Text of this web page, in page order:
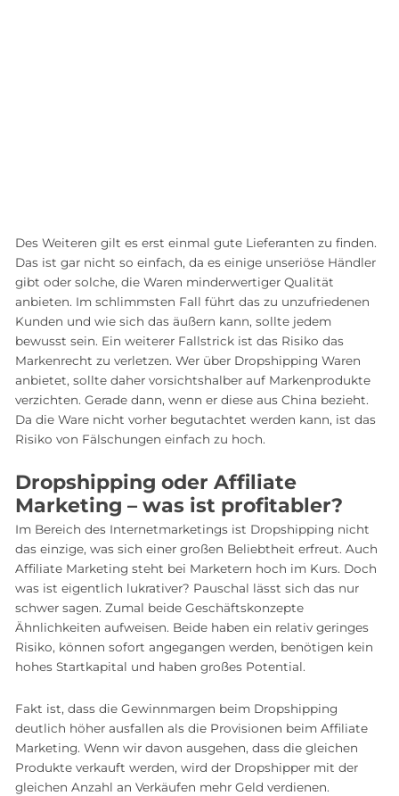
Des Weiteren gilt es erst einmal gute Lieferanten zu finden.
Das ist gar nicht so einfach, da es einige unseriöse Händler
gibt oder solche, die Waren minderwertiger Qualität
anbieten. Im schlimmsten Fall führt das zu unzufriedenen
Kunden und wie sich das äußern kann, sollte jedem
bewusst sein. Ein weiterer Fallstrick ist das Risiko das
Markenrecht zu verletzen. Wer über Dropshipping Waren
anbietet, sollte daher vorsichtshalber auf Markenprodukte
verzichten. Gerade dann, wenn er diese aus China bezieht.
Da die Ware nicht vorher begutachtet werden kann, ist das
Risiko von Fälschungen einfach zu hoch.
Dropshipping oder Affiliate
Marketing – was ist profitabler?
Im Bereich des Internetmarketings ist Dropshipping nicht
das einzige, was sich einer großen Beliebtheit erfreut. Auch
Affiliate Marketing steht bei Marketern hoch im Kurs. Doch
was ist eigentlich lukrativer? Pauschal lässt sich das nur
schwer sagen. Zumal beide Geschäftskonzepte
Ähnlichkeiten aufweisen. Beide haben ein relativ geringes
Risiko, können sofort angegangen werden, benötigen kein
hohes Startkapital und haben großes Potential.
Fakt ist, dass die Gewinnmargen beim Dropshipping
deutlich höher ausfallen als die Provisionen beim Affiliate
Marketing. Wenn wir davon ausgehen, dass die gleichen
Produkte verkauft werden, wird der Dropshipper mit der
gleichen Anzahl an Verkäufen mehr Geld verdienen.